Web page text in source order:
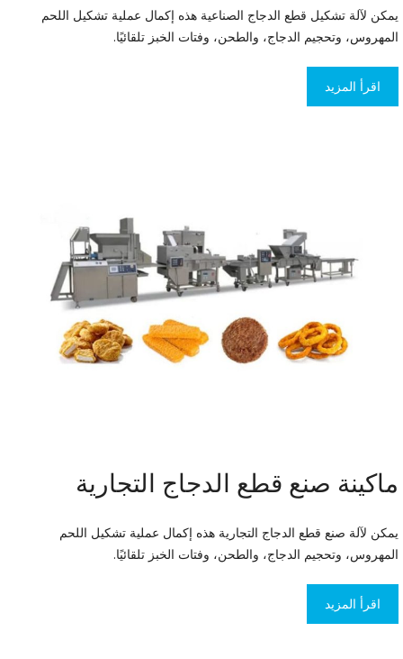
يمكن لآلة تشكيل قطع الدجاج الصناعية هذه إكمال عملية تشكيل اللحم
المهروس، وتحجيم الدجاج، والطحن، وفتات الخبز تلقائيًا.
اقرأ المزيد
ماكينة صنع قطع الدجاج التجارية
يمكن لآلة صنع قطع الدجاج التجارية هذه إكمال عملية تشكيل اللحم
المهروس، وتحجيم الدجاج، والطحن، وفتات الخبز تلقائيًا.
اقرأ المزيد